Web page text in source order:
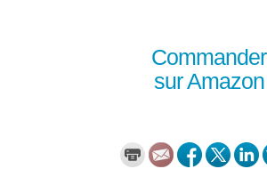
Commander
sur Amazon